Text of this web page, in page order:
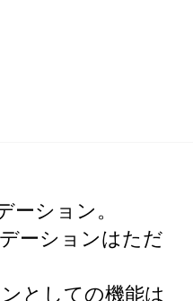
ーション。
ーションはただ
としての機能は